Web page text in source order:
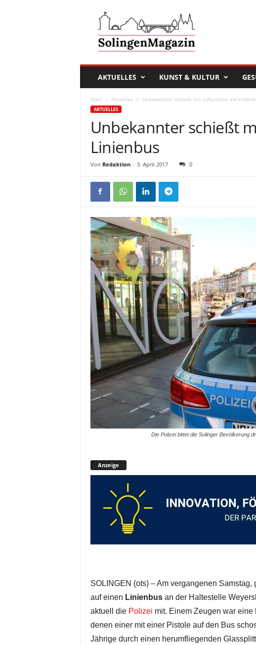
i
AKTUELLES KUNST & KULTUR
Start Aktuelles Unbekannter schießt mit Luftpistole auf
AKTUELLES
Unbekannter schießt
Linienbus
Von Redaktion- 3. April 2017 0
Die Polizei bittet die Solinger Bevölkerung
Anzeige
SOLINGEN (ots) – Am vergangenen
auf einen Linienbusan der Haltestelle
aktuell die Polizei mit. Einem Zeugen war
denen einer mit einer Pistole auf den Bus
Jährige durch einen herumfliegenden